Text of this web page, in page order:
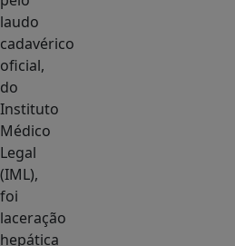
laudo
cadavérico
oficial,
do
Instituto
Médico
Legal
(IML),
foi
laceração
hepática